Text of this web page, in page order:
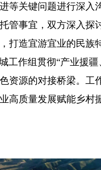
等关键问题进行深入
管事宜，双方深入探
打造宜游宜业的民族
工作组贯彻“产业援
资源的对接桥梁。
高质量发展赋能乡村